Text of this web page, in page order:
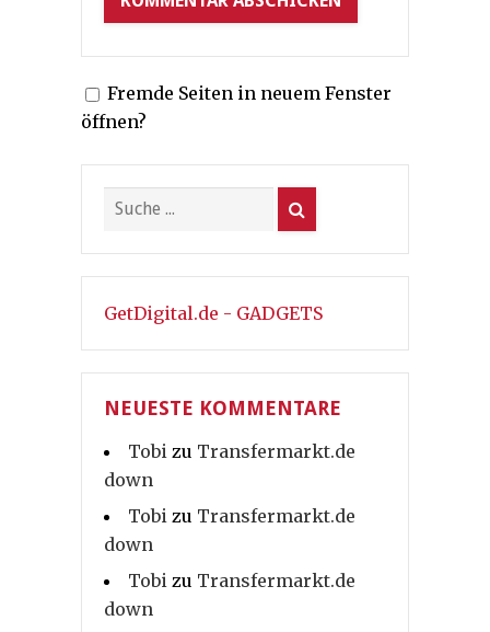
Fremde Seiten in neuem Fenster
öffnen?
GetDigital.de - GADGETS
NEUESTE KOMMENTARE
Tobi zu Transfermarkt.de
down
Tobi zu Transfermarkt.de
down
Tobi zu Transfermarkt.de
down